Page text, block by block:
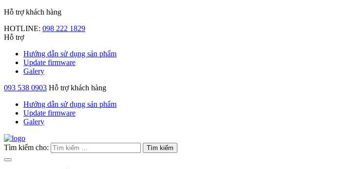
Hỗ trợ khách hàng
HOTLINE: 098 222 1829
Hỗ trợ
Hướng dẫn sử dụng sản phẩm
Update firmware
Galery
093 538 0903 Hỗ trợ khách hàng
Hướng dẫn sử dụng sản phẩm
Update firmware
Galery
Tìm kiếm cho: